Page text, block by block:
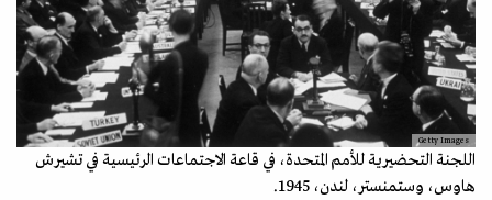
Getty Images
اللجنة التحضيرية للأمم المتحدة، في قاعة الاجتماعات الرئيسية في تشيرش
هاوس، وستمنستر، لندن، 1945.